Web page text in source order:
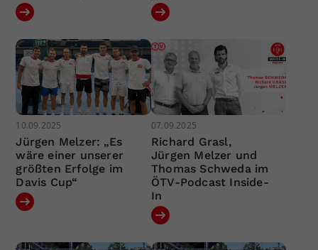
10.09.2025
Jürgen Melzer: „Es
wäre einer unserer
größten Erfolge im
Davis Cup“
07.09.2025
Richard Grasl,
Jürgen Melzer und
Thomas Schweda im
ÖTV-Podcast Inside-
In